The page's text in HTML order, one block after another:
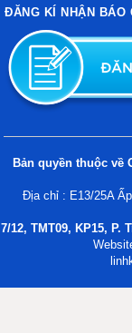
ĐĂNG KÍ NHẬN BÁO
Bản quyền thuộc về
Địa chỉ : E13/25A
7/12, TMT09, KP15, P.